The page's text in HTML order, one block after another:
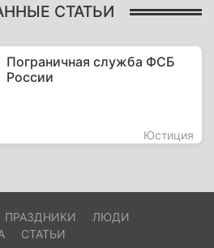
СТАТЬИ
Пограничная служба ФСБ
России
Юстиция
ПРАЗДНИКИ
ЛЮДИ
СТАТЬИ